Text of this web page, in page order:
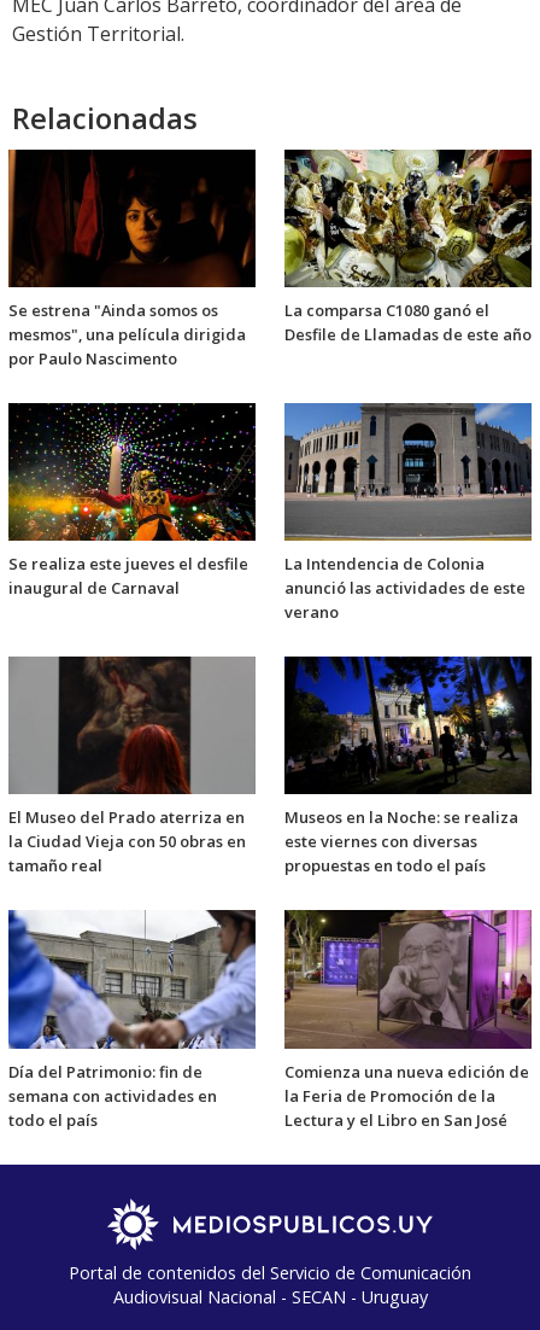
Gestión Territorial.
Relacionadas
Se estrena "Ainda somos os
mesmos", una película dirigida
por Paulo Nascimento
La comparsa C1080 ganó el
Desfile de Llamadas de este año
Se realiza este jueves el desfile
inaugural de Carnaval
La Intendencia de Colonia
anunció las actividades de este
verano
El Museo del Prado aterriza en
la Ciudad Vieja con 50 obras en
tamaño real
Museos en la Noche: se realiza
este viernes con diversas
propuestas en todo el país
Día del Patrimonio: fin de
semana con actividades en
todo el país
Comienza una nueva edición de
la Feria de Promoción de la
Lectura y el Libro en San José
Portal de contenidos del Servicio de Comunicación
Audiovisual Nacional - SECAN - Uruguay